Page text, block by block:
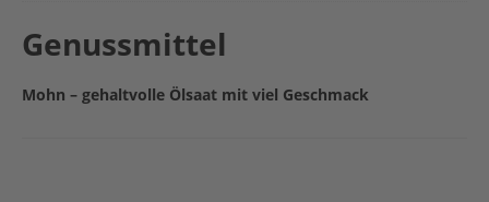
Genussmittel
Mohn – gehaltvolle Ölsaat mit viel Geschmack